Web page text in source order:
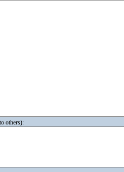
others):